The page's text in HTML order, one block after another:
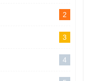
2
3
4